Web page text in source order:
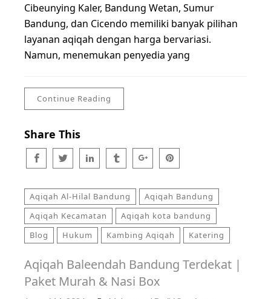
Cibeunying Kaler, Bandung Wetan, Sumur
Bandung, dan Cicendo memiliki banyak pilihan
layanan aqiqah dengan harga bervariasi.
Namun, menemukan penyedia yang
Continue Reading
Share This
Aqiqah Al-Hilal Bandung
Aqiqah Bandung
Aqiqah Kecamatan
Aqiqah kota bandung
Blog
Hukum Kambing Aqiqah Katering
Aqiqah Baleendah Bandung Terdekat |
Paket Murah & Nasi Box